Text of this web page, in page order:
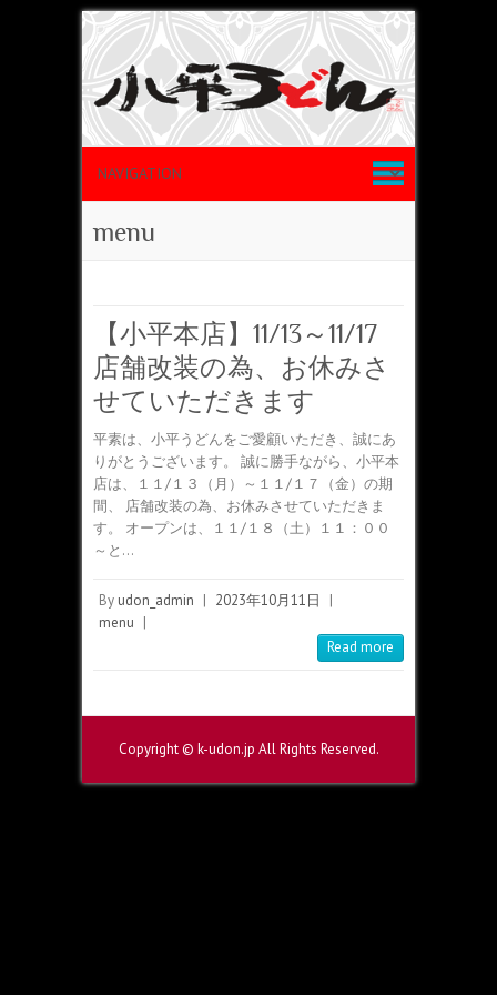
menu
【小平本店】11/13～11/17
店舗改装の為、お休みさ
せていただきます
平素は、小平うどんをご愛顧いただき、誠にあ
りがとうございます。 誠に勝手ながら、小平本
店は、１１/１３（月）～１１/１７（金）の期
間、 店舗改装の為、お休みさせていただきま
す。 オープンは、１１/１８（土）１１：００
～と…
By udon_admin | 2023年10月11日
|
menu |
Read more
Copyright © k-udon.jp All Rights Reserved.